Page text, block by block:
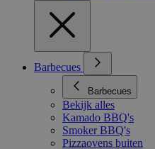
Barbecues
Barbecues
Bekijk alles
Kamado BBQ's
Smoker BBQ's
Pizzaovens buiten